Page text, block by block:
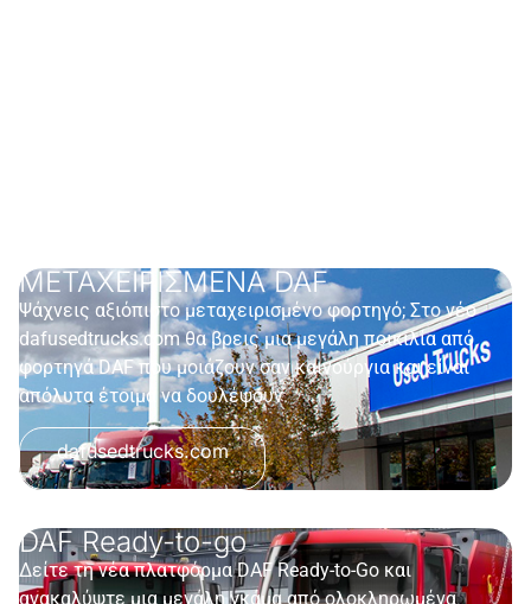
ΜΕΤΑΧΕΙΡΙΣΜΕΝΑ DAF
Ψάχνεις αξιόπιστο μεταχειρισμένο φορτηγό; Στο νέο
dafusedtrucks.com θα βρεις μια μεγάλη ποικιλία από
φορτηγά DAF που μοιάζουν σαν καινούργια και είναι
απόλυτα έτοιμα να δουλέψουν.
dafusedtrucks.com
DAF Ready-to-go
Δείτε τη νέα πλατφόρμα DAF Ready-to-Go και
ανακαλύψτε μια μεγάλη γκάμα από ολοκληρωμένα